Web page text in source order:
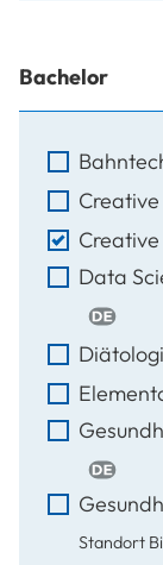
Bachelor
Data
Standort